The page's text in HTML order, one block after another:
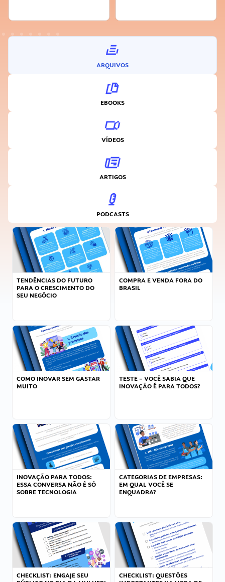
ARQUIVOS
EBOOKS
VÍDEOS
ARTIGOS
PODCASTS
TENDÊNCIAS DO FUTURO
PARA O CRESCIMENTO DO
SEU NEGÓCIO
COMPRA E VENDA FORA DO
BRASIL
COMO INOVAR SEM GASTAR
MUITO
TESTE – VOCÊ SABIA QUE
INOVAÇÃO É PARA TODOS?
INOVAÇÃO PARA TODOS:
ESSA CONVERSA NÃO É SÓ
SOBRE TECNOLOGIA
CATEGORIAS DE EMPRESAS:
EM QUAL VOCÊ SE
ENQUADRA?
CHECKLIST: ENGAJE SEU
CHECKLIST: QUESTÕES